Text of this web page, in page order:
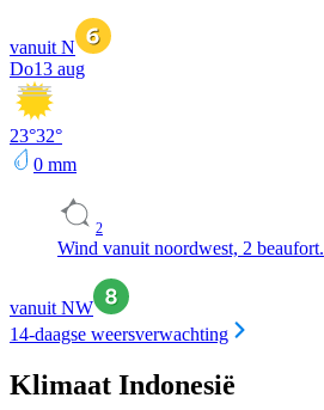
vanuit N
Do13 aug
23°32°
0 mm
2
Wind vanuit noordwest, 2 beaufort.
vanuit NW
14-daagse weersverwachting
Klimaat Indonesië